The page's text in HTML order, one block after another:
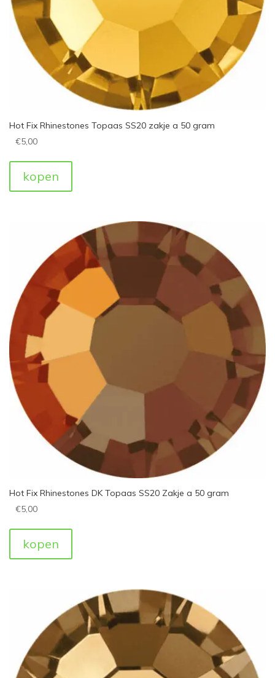
Hot Fix Rhinestones Topaas SS20 zakje a 50 gram
€5,00
kopen
Hot Fix Rhinestones DK Topaas SS20 Zakje a 50 gram
€5,00
kopen